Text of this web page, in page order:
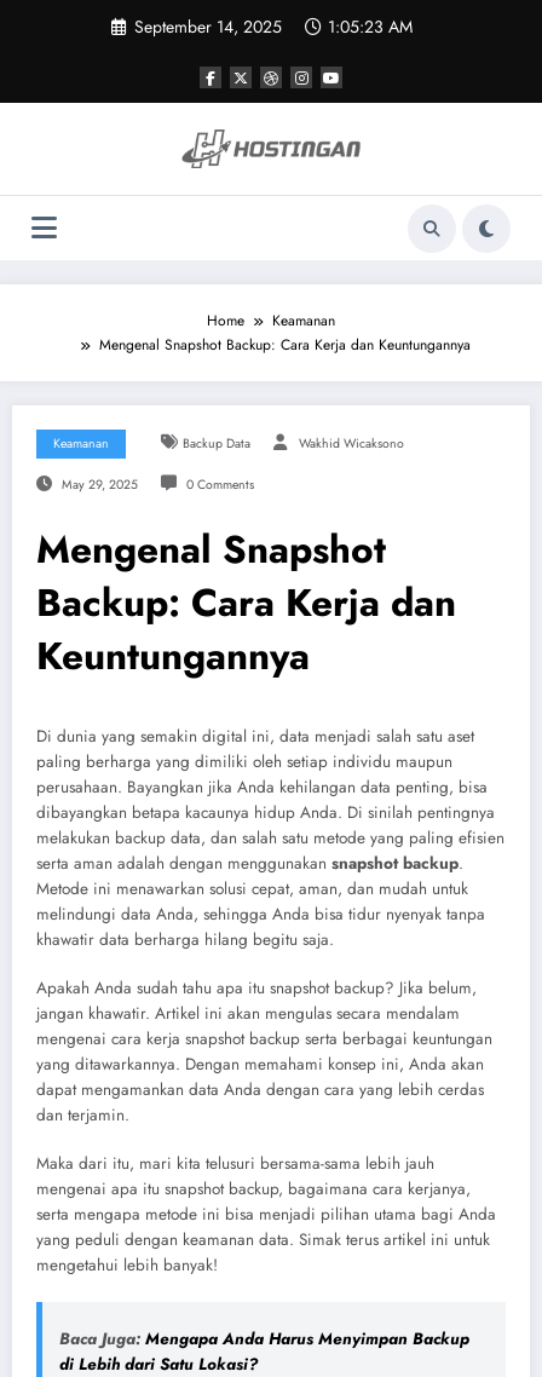
September 14, 2025 1:05:23 AM
Home
Keamanan
Mengenal Snapshot Backup: Cara Kerja dan Keuntungannya
Keamanan Backup Data Wakhid Wicaksono
May 29, 2025 0 Comments
Mengenal Snapshot
Backup: Cara Kerja dan
Keuntungannya
Di dunia yang semakin digital ini, data menjadi salah satu aset
paling berharga yang dimiliki oleh setiap individu maupun
perusahaan. Bayangkan jika Anda kehilangan data penting, bisa
dibayangkan betapa kacaunya hidup Anda. Di sinilah pentingnya
melakukan backup data, dan salah satu metode yang paling efisien
serta aman adalah dengan menggunakan snapshot backup.
Metode ini menawarkan solusi cepat, aman, dan mudah untuk
melindungi data Anda, sehingga Anda bisa tidur nyenyak tanpa
khawatir data berharga hilang begitu saja.
Apakah Anda sudah tahu apa itu snapshot backup? Jika belum,
jangan khawatir. Artikel ini akan mengulas secara mendalam
mengenai cara kerja snapshot backup serta berbagai keuntungan
yang ditawarkannya. Dengan memahami konsep ini, Anda akan
dapat mengamankan data Anda dengan cara yang lebih cerdas
dan terjamin.
Maka dari itu, mari kita telusuri bersama-sama lebih jauh
mengenai apa itu snapshot backup, bagaimana cara kerjanya,
serta mengapa metode ini bisa menjadi pilihan utama bagi Anda
yang peduli dengan keamanan data. Simak terus artikel ini untuk
mengetahui lebih banyak!
Baca Juga: Mengapa Anda Harus Menyimpan Backup
di Lebih dari Satu Lokasi?